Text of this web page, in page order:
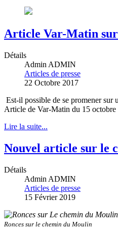
Article Var-Matin sur
Détails
Admin ADMIN
Articles de presse
22 Octobre 2017
Est-il possible de se promener sur
Article de Var-Matin du 15 octobre
Lire la suite...
Nouvel article sur le
Détails
Admin ADMIN
Articles de presse
15 Février 2019
Ronces sur le chemin du Moulin